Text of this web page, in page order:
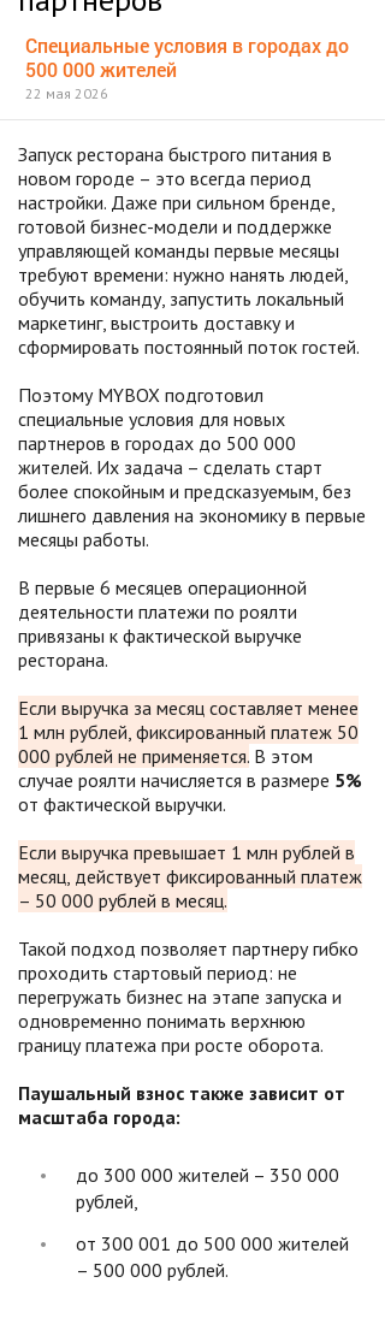
Специальные условия в городах до
500 000 жителей
22 мая 2026
Запуск ресторана быстрого питания в
новом городе – это всегда период
настройки. Даже при сильном бренде,
готовой бизнес-модели и поддержке
управляющей команды первые месяцы
требуют времени: нужно нанять людей,
обучить команду, запустить локальный
маркетинг, выстроить доставку и
сформировать постоянный поток гостей.
Поэтому MYBOX подготовил
специальные условия для новых
партнеров в городах до 500 000
жителей. Их задача – сделать старт
более спокойным и предсказуемым, без
лишнего давления на экономику в первые
месяцы работы.
В первые 6 месяцев операционной
деятельности платежи по роялти
привязаны к фактической выручке
ресторана.
Если выручка за месяц составляет менее
1 млн рублей, фиксированный платеж 50
000 рублей не применяется. В этом
случае роялти начисляется в размере 5%
от фактической выручки.
Если выручка превышает 1 млн рублей в
месяц, действует фиксированный платеж
– 50 000 рублей в месяц.
Такой подход позволяет партнеру гибко
проходить стартовый период: не
перегружать бизнес на этапе запуска и
одновременно понимать верхнюю
границу платежа при росте оборота.
Паушальный взнос также зависит от
масштаба города:
до 300 000 жителей – 350 000
рублей,
от 300 001 до 500 000 жителей
– 500 000 рублей.